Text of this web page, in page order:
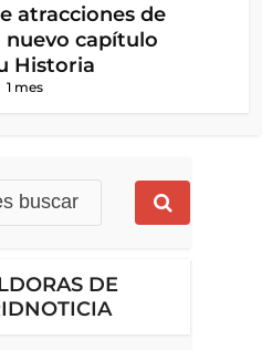
atracciones de
nuevo capítulo
Historia
1 mes
DE